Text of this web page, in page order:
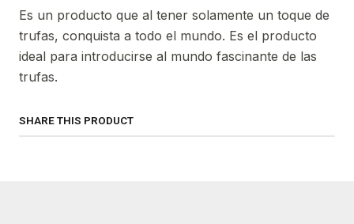
Es un producto que al tener solamente un toque de
trufas, conquista a todo el mundo. Es el producto
ideal para introducirse al mundo fascinante de las
trufas.
SHARE THIS PRODUCT